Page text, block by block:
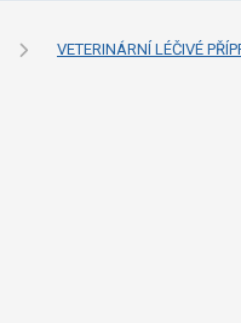
VETERINÁRNÍ LÉČIVÉ